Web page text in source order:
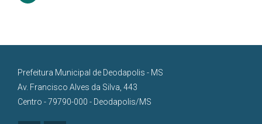
Prefeitura Municipal de Deodapolis - MS
Av. Francisco Alves da Silva, 443
Centro - 79790-000 - Deodapolis/MS